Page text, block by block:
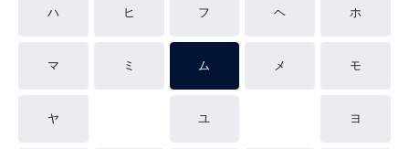
ハ ヒ フ ヘ ホ
マ ミ ム メ モ
ヤ ユ ヨ